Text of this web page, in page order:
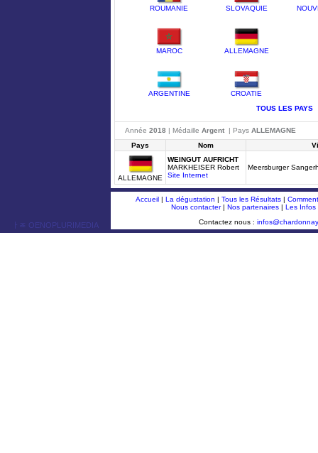
ROUMANIE SLOVAQUIE
MAROC ALLEMAGNE
ARGENTINE
CROATIE
TOUS LES PAYS
Année 2018 | Médaille Argent | Pays ALLEMAGNE
Pays
Nom
ALLEMAGNE
WEINGUT AUFRICHT
MARKHEISER Robert
Site Internet
Meersburger
ￂﾮ OENOPLURIMEDIA
Accueil| La dégustation | Tous les Résultats|
Nous contacter| Nos partenaires| Les Infos
Contactez nous :